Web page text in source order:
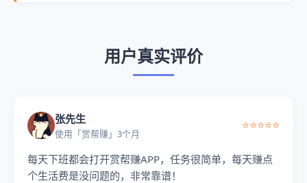
用户真实评价
张先生
使用「赏帮赚」3个月
⭐⭐⭐⭐⭐
每天下班都会打开赏帮赚APP，任务很简单，每天赚点
个生活费是没问题的，非常靠谱！